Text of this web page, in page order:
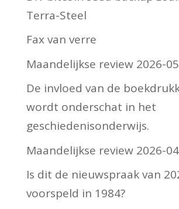
Terra-Steel
Fax van verre
Maandelijkse review 2026-05
De invloed van de
wordt onderschat in het
geschiedenisonderwijs.
Maandelijkse review 2026-04
Is dit de nieuwspraak van
voorspeld in 1984?